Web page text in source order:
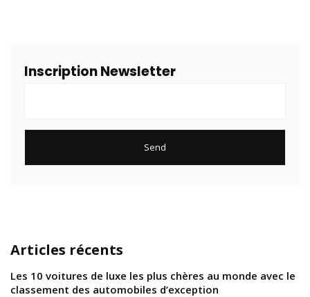
Inscription Newsletter
Articles récents
Les 10 voitures de luxe les plus chères au monde avec le
classement des automobiles d’exception